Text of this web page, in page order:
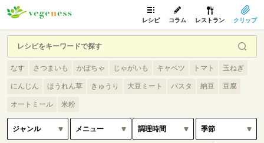
レシピ コラム レストラン クリップ
なす さつまいも かぼちゃ じゃがいも キャベツ トマト 玉ねぎ
にんじん ほうれん草 きゅうり 大豆ミート パスタ 納豆 豆腐
オートミール 米粉